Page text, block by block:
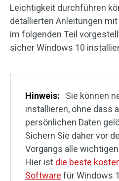
Leichtigkeit durchführen
detallierten Anleitungen
im folgenden Teil
sicher Windows 10
Hinweis:
Sie können
installieren, ohne dass
persönlichen Daten
Sichern Sie daher vor
Vorgangs alle
Hier ist die beste
Software für Windows